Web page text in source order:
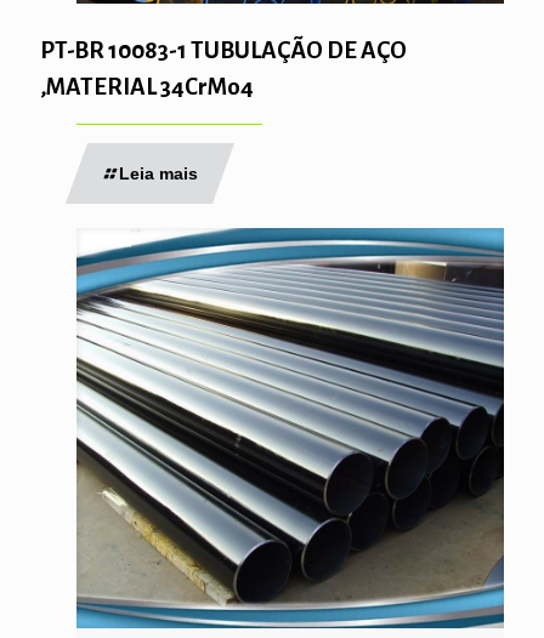
PT-BR 10083-1 TUBULAÇÃO DE AÇO
,MATERIAL 34CrMo4
Leia mais